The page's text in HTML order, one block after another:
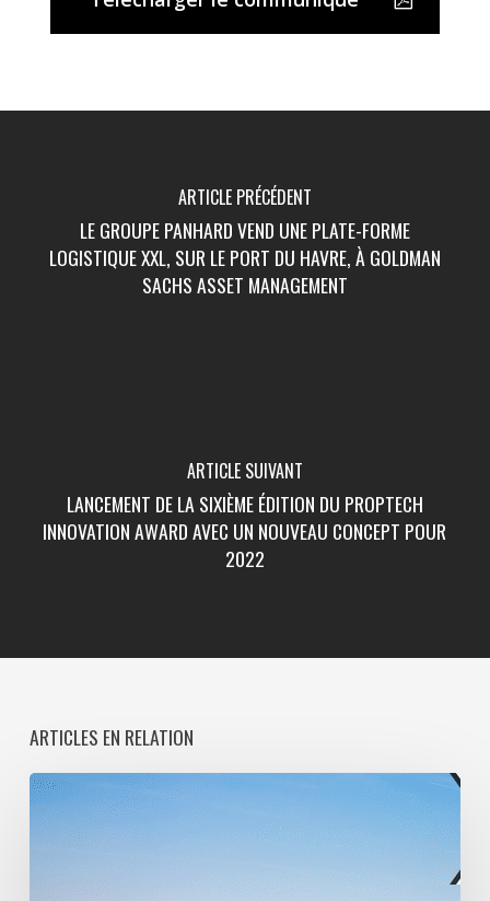
ARTICLE PRÉCÉDENT
LE GROUPE PANHARD VEND UNE PLATE-FORME
LOGISTIQUE XXL, SUR LE PORT DU HAVRE, À GOLDMAN
SACHS ASSET MANAGEMENT
ARTICLE SUIVANT
LANCEMENT DE LA SIXIÈME ÉDITION DU PROPTECH
INNOVATION AWARD AVEC UN NOUVEAU CONCEPT POUR
2022
ARTICLES EN RELATION
Paris
La
Défense